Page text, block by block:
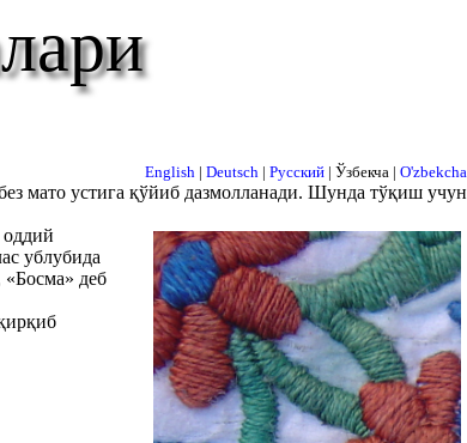
English | Deutsch | Русский | Ўзбекча | O'zbekcha
мато устига қўйиб дазмолланади. Шунда тўқиш учун
ублубида
деб